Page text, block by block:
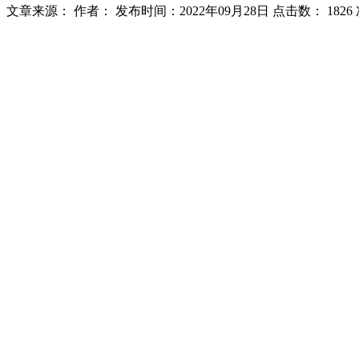
文章来源： 作者： 发布时间：2022年09月28日 点击数： 1826